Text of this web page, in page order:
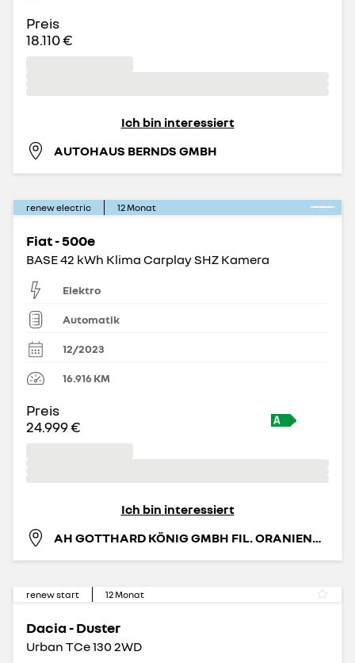
Preis
18.110 €
Ich bin interessiert
AUTOHAUS BERNDS GMBH
renew electric 12Monat
Fiat - 500e
BASE 42 kWh Klima Carplay SHZ Kamera
Elektro
Automatik
12/2023
16.916KM
Preis
24.999 €
Ich bin interessiert
AH GOTTHARD KÖNIG GMBH FIL. ORANIENBURG
renew start 12Monat
Dacia - Duster
Urban TCe 130 2WD